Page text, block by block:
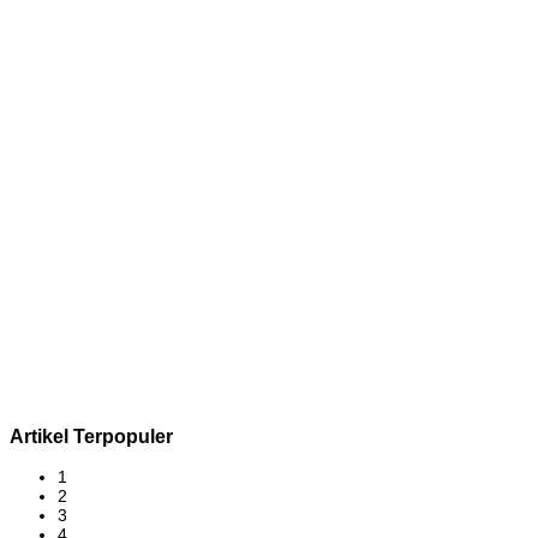
Artikel Terpopuler
1
2
3